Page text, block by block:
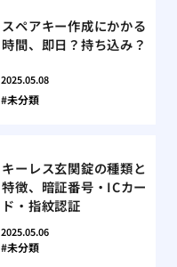
スペアキー作成にかかる
時間、即日？持ち込み？
2025.05.08
未分類
キーレス玄関錠の種類と
特徴、暗証番号・ICカー
ド・指紋認証
2025.05.06
未分類